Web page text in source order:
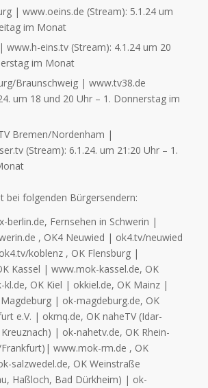
| www.oeins.de (Stream): 5.1.24 um
im Monat
www.h-eins.tv (Stream): 4.1.24 um 20
im Monat
Braunschweig | www.tv38.de
um 18 und 20 Uhr – 1. Donnerstag im
Bremen/Nordenham |
(Stream): 6.1.24. um 21:20 Uhr – 1.
bei folgenden Bürgersendern:
berlin.de, Fernsehen in Schwerin |
, OK4 Neuwied | ok4.tv/neuwied
koblenz , OK Flensburg |
Kassel | www.mok-kassel.de, OK
kl.de, OK Kiel | okkiel.de, OK Mainz |
| ok-magdeburg.de, OK
e.V. | okmq.de, OK naheTV (Idar-
| ok-nahetv.de, OK Rhein-
www.mok-rm.de , OK
salzwedel.de, OK Weinstraße
Haßloch, Bad Dürkheim) | ok-